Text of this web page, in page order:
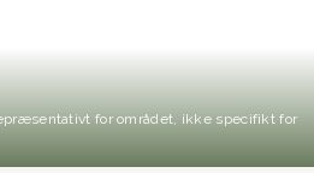
for området, ikke specifikt for